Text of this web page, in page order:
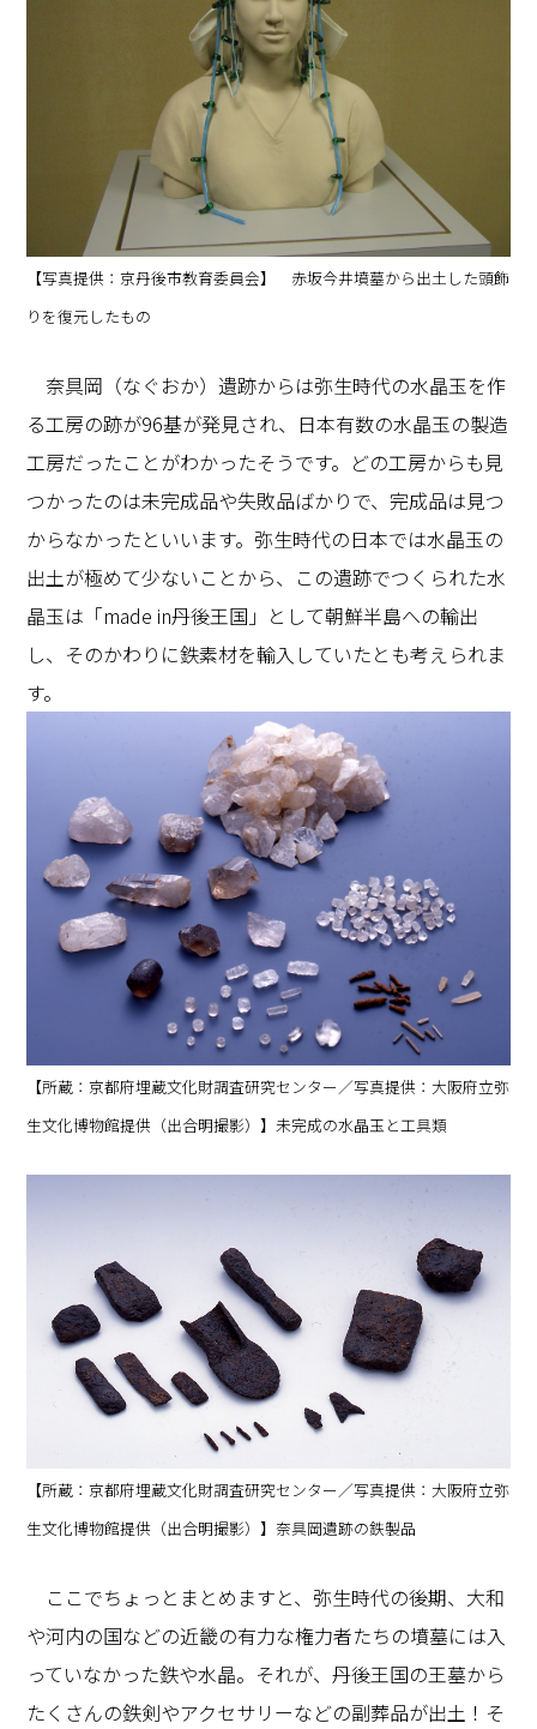
【写真提供：京丹後市教育委員会】 赤坂今井墳墓から出土した頭飾
りを復元したもの
奈具岡（なぐおか）遺跡からは弥生時代の水晶玉を作
る工房の跡が96基が発見され、日本有数の水晶玉の製造
工房だったことがわかったそうです。どの工房からも見
つかったのは未完成品や失敗品ばかりで、完成品は見つ
からなかったといいます。弥生時代の日本では水晶玉の
出土が極めて少ないことから、この遺跡でつくられた水
晶玉は「made in丹後王国」として朝鮮半島への輸出
し、そのかわりに鉄素材を輸入していたとも考えられま
す。
【所蔵：京都府埋蔵文化財調査研究センター／写真提供：大阪府立弥
生文化博物館提供（出合明撮影）】未完成の水晶玉と工具類
【所蔵：京都府埋蔵文化財調査研究センター／写真提供：大阪府立弥
生文化博物館提供（出合明撮影）】奈具岡遺跡の鉄製品
ここでちょっとまとめますと、弥生時代の後期、大和
や河内の国などの近畿の有力な権力者たちの墳墓には入
っていなかった鉄や水晶。それが、丹後王国の王墓から
たくさんの鉄剣やアクセサリーなどの副葬品が出土！そ